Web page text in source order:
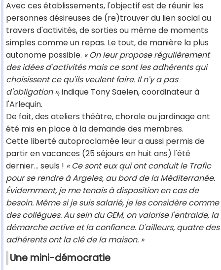
Avec ces établissements, l'objectif est de réunir les
personnes désireuses de (re)trouver du lien social au
travers d'activités, de sorties ou même de moments
simples comme un repas. Le tout, de manière la plus
autonome possible. « On leur propose régulièrement
des idées d'activités mais ce sont les adhérents qui
choisissent ce qu'ils veulent faire. Il n'y a pas
d'obligation », indique Tony Saelen, coordinateur à
l'Arlequin.
De fait, des ateliers théâtre, chorale ou jardinage ont
été mis en place à la demande des membres.
Cette liberté autoproclamée leur a aussi permis de
partir en vacances (25 séjours en huit ans) l'été
dernier… seuls ! « Ce sont eux qui ont conduit le Trafic
pour se rendre à Argeles, au bord de la Méditerranée.
Évidemment, je me tenais à disposition en cas de
besoin. Même si je suis salarié, je les considère comme
des collègues. Au sein du GEM, on valorise l'entraide, la
démarche active et la confiance. D'ailleurs, quatre des
adhérents ont la clé de la maison. »
Une mini-démocratie